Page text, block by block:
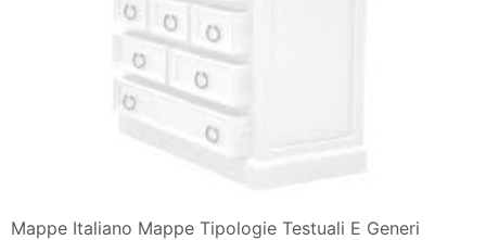
Mappe Italiano Mappe Tipologie Testuali E Generi